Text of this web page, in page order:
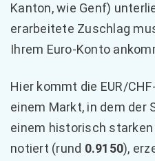
Kanton, wie Genf)
erarbeitete Zuschlag
Ihrem Euro-Konto
Hier kommt die EUR/
einem Markt, in dem der
einem historisch
notiert (rund 0.9150),